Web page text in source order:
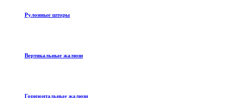
Рулонные шторы
Вертикальные жалюзи
Горизонтальные жалюзи